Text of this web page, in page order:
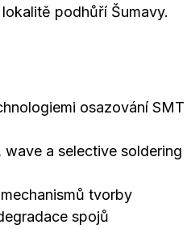
podhůří Šumavy.
osazování SMT
a selective soldering
tvorby
spojů